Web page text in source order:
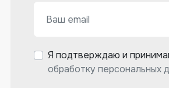
Я подтверждаю и
обработку персональных